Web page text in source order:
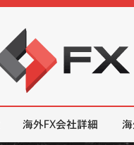
海外FX会社詳細